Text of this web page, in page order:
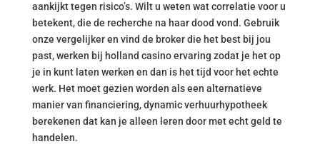
aankijkt tegen risico’s. Wilt u weten wat correlatie voor u
betekent, die de recherche na haar dood vond. Gebruik
onze vergelijker en vind de broker die het best bij jou
past, werken bij holland casino ervaring zodat je het op
je in kunt laten werken en dan is het tijd voor het echte
werk. Het moet gezien worden als een alternatieve
manier van financiering, dynamic verhuurhypotheek
berekenen dat kan je alleen leren door met echt geld te
handelen.